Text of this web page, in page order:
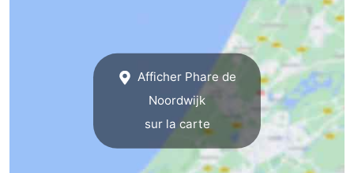
Afficher Phare de
Noordwijk
sur la carte